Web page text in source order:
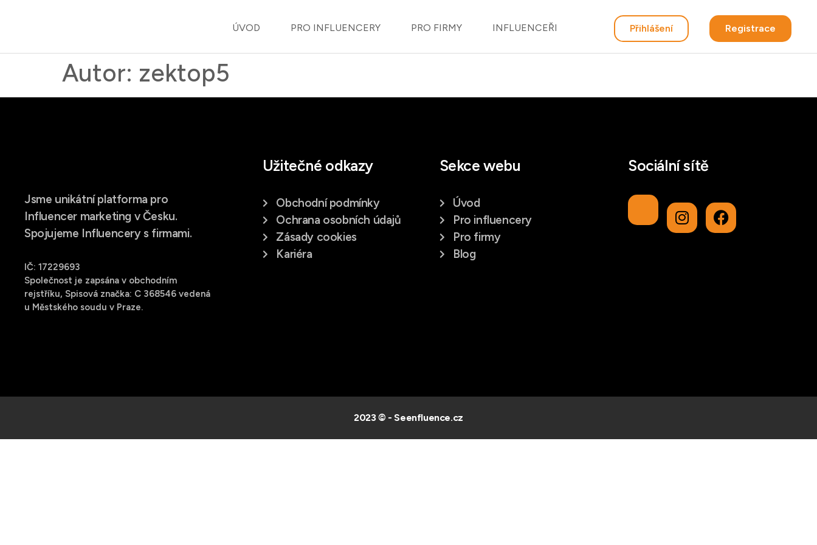
ÚVOD PRO INFLUENCERY PRO FIRMY INFLUENCEŘI Přihlášení Registrace
Autor: zektop5
Jsme unikátní platforma pro
Influencer marketing v Česku.
Spojujeme Influencery s firmami.
IČ: 17229693
Společnost je zapsána v obchodním
rejstříku, Spisová značka: C 368546 vedená
u Městského soudu v Praze.
Užitečné odkazy
Obchodní podmínky
Ochrana osobních údajů
Zásady cookies
Kariéra
Sekce webu
Úvod
Pro influencery
Pro firmy
Blog
Sociální sítě
2023 © - Seenfluence.cz